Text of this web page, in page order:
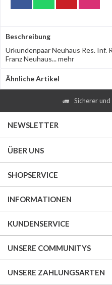
Beschreibung
Urkundenpaar Neuhaus Res.
Franz Neuhaus...mehr
Ähnliche Artikel
Sicherer
NEWSLETTER
ÜBER UNS
SHOPSERVICE
INFORMATIONEN
KUNDENSERVICE
UNSERE COMMUNITYS
UNSERE ZAHLUNGSARTEN